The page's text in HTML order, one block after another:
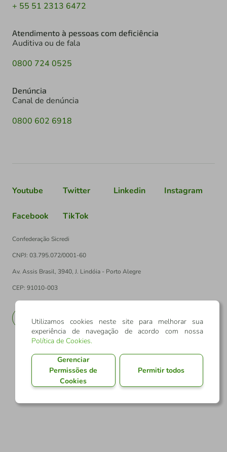
+ 55 51 2313 6472
Atendimento à pessoas com deficiência
Auditiva ou de fala
0800 724 0525
Denúncia
Canal de denúncia
0800 602 6918
Youtube Twitter Linkedin Instagram
Facebook TikTok
Confederação Sicredi
CNPJ: 03.795.072/0001-60
Av. Assis Brasil, 3940, J. Lindóia - Porto Alegre
CEP: 91010-003
EN
Utilizamos cookies neste site para melhorar sua
experiência de navegação de acordo com nossa
Política de Cookies.
Gerenciar
Permissões de
Cookies
Permitir todos